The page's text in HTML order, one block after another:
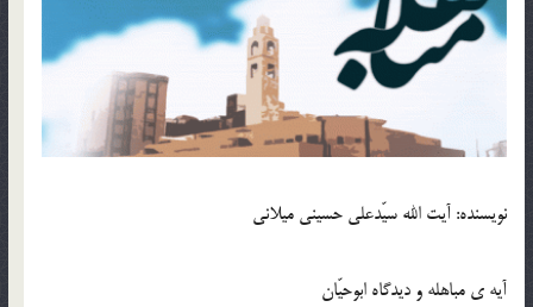
نویسنده: آیت الله سیّدعلی حسینی میلانی
آیه ی مباهله و دیدگاه ابوحیّان